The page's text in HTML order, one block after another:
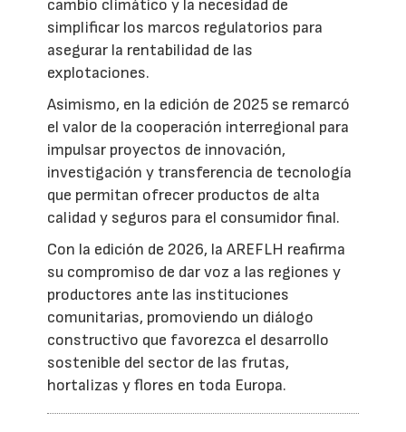
cambio climático y la necesidad de
simplificar los marcos regulatorios para
asegurar la rentabilidad de las
explotaciones.
Asimismo, en la edición de 2025 se remarcó
el valor de la cooperación interregional para
impulsar proyectos de innovación,
investigación y transferencia de tecnología
que permitan ofrecer productos de alta
calidad y seguros para el consumidor final.
Con la edición de 2026, la AREFLH reafirma
su compromiso de dar voz a las regiones y
productores ante las instituciones
comunitarias, promoviendo un diálogo
constructivo que favorezca el desarrollo
sostenible del sector de las frutas,
hortalizas y flores en toda Europa.